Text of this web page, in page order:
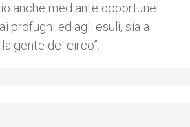
anche mediante opportune
profughi ed agli esuli, sia ai
gente del circo”.